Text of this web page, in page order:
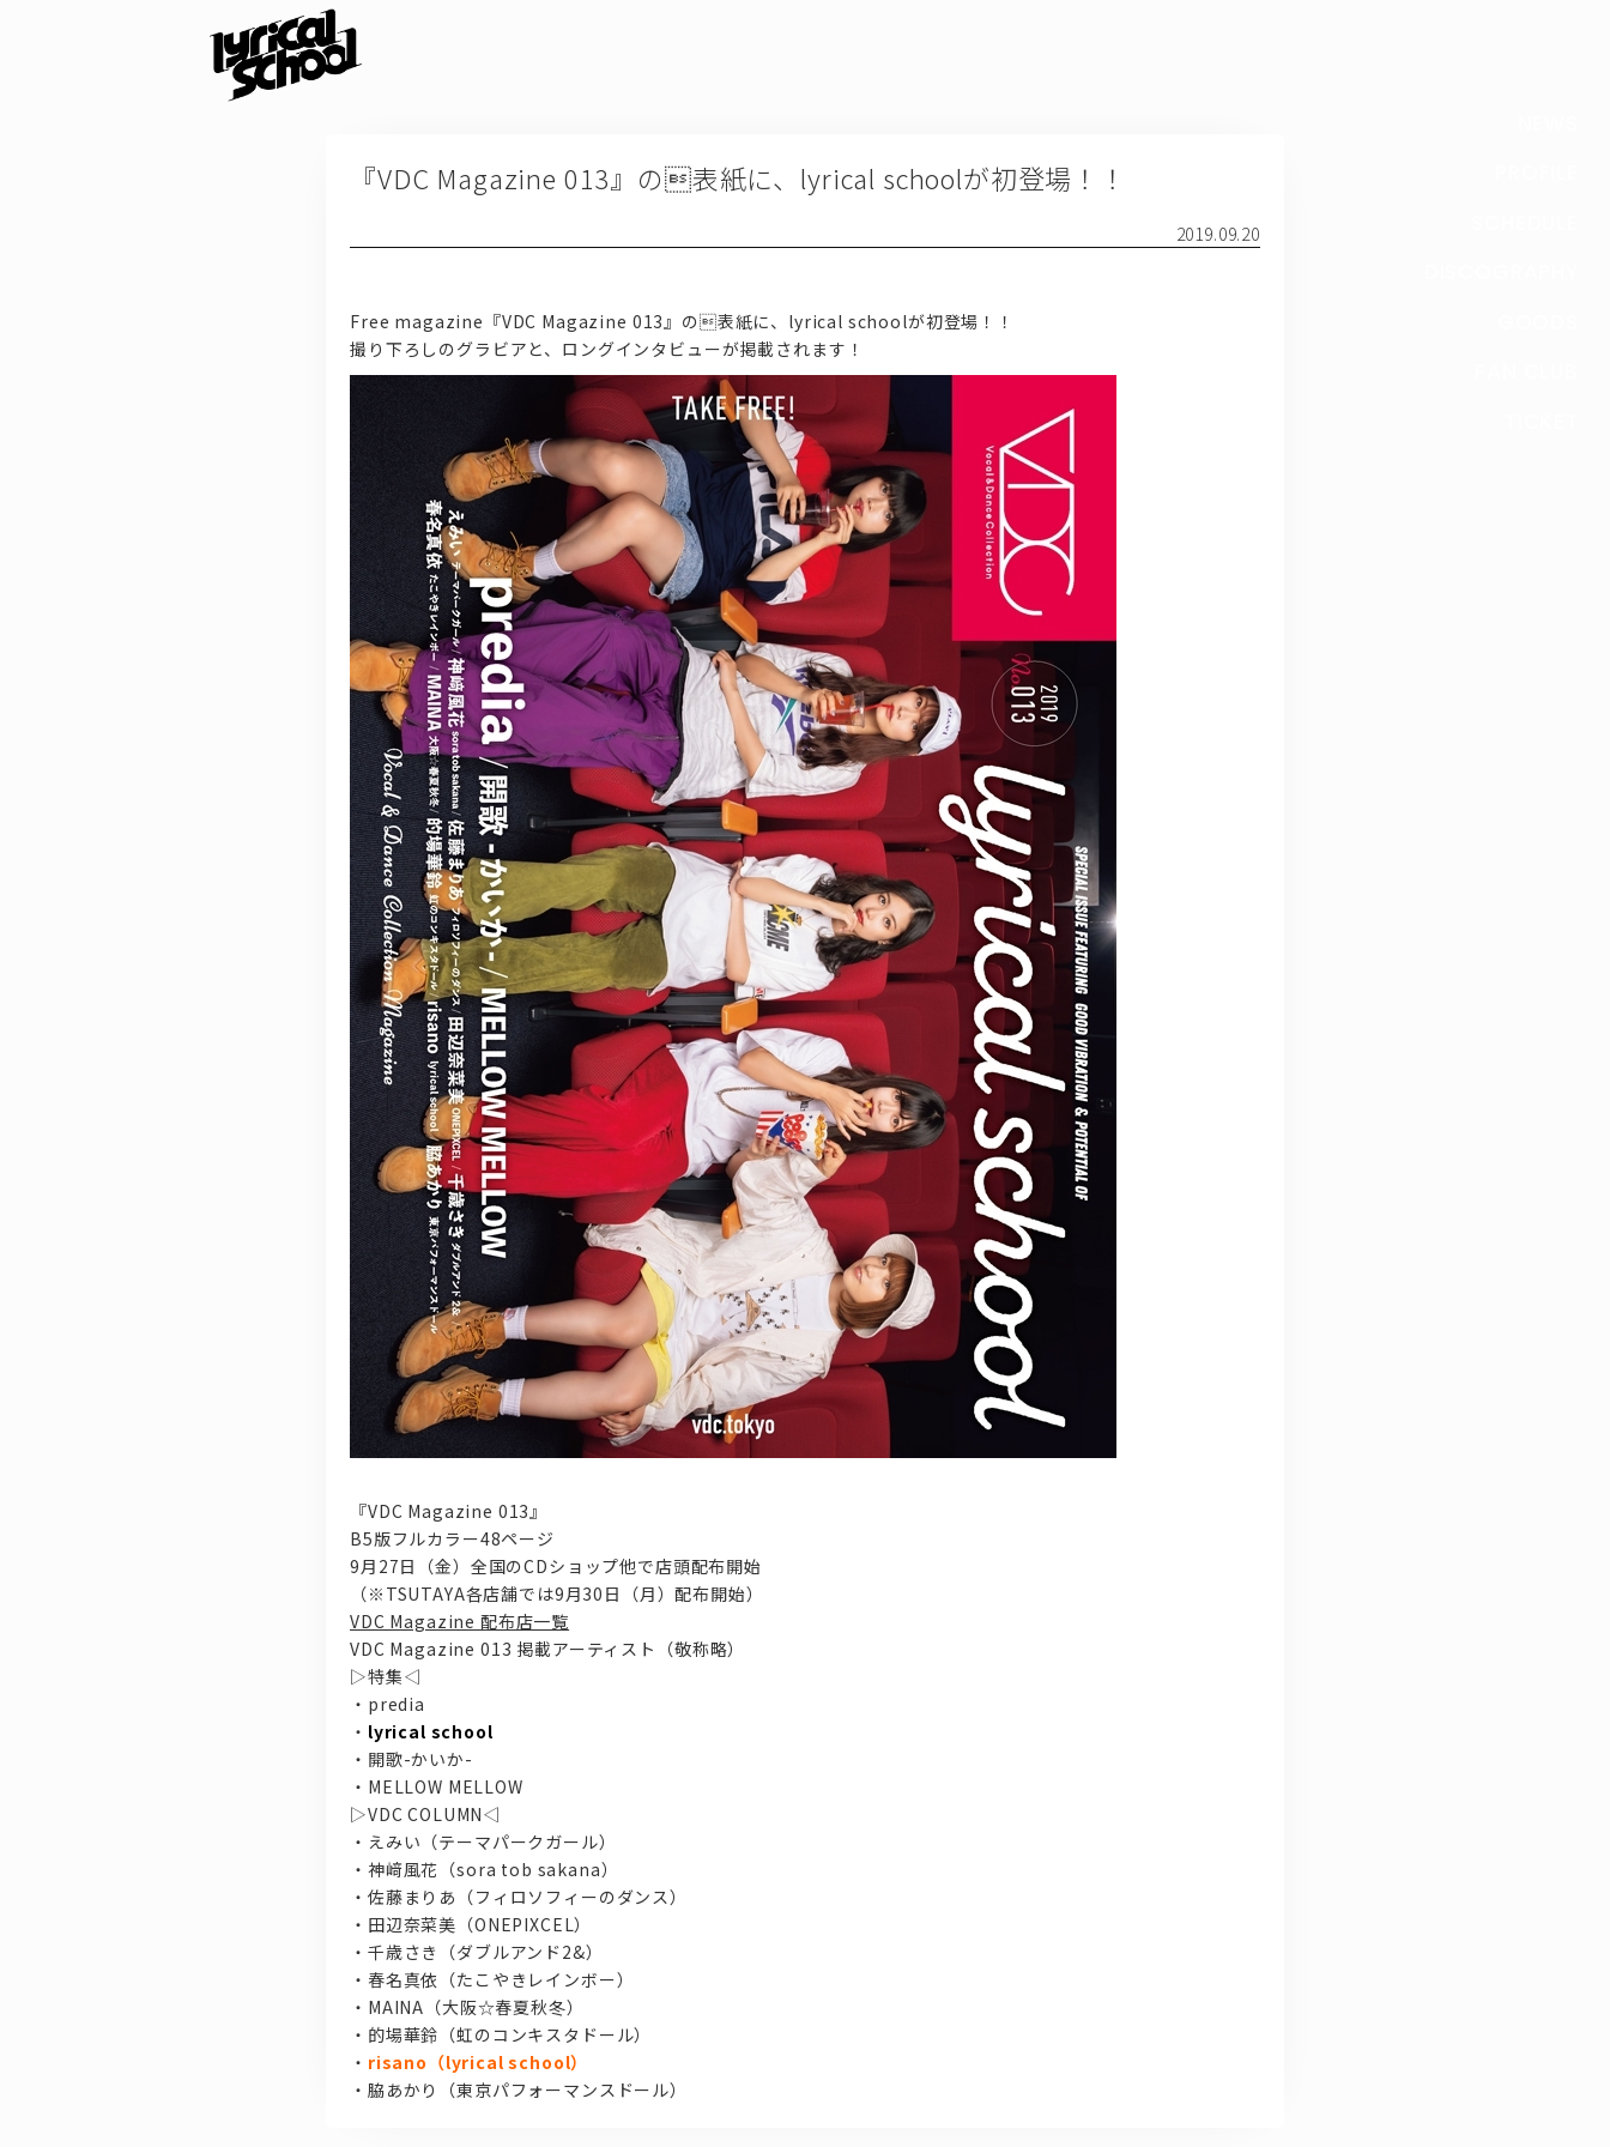
『VDC Magazine 013』の表紙に、lyrical schoolが初登場！！
2019.09.20
Free magazine『VDC Magazine 013』の表紙に、lyrical schoolが初登場！！
撮り下ろしのグラビアと、ロングインタビューが掲載されます！
『VDC Magazine 013』
B5版フルカラー48ページ
9月27日（金）全国のCDショップ他で店頭配布開始
（※TSUTAYA各店舗では9月30日（月）配布開始）
VDC Magazine 配布店一覧
VDC Magazine 013 掲載アーティスト（敬称略）
▷特集◁
・predia
・ lyrical school
・開歌-かいか-
・MELLOW MELLOW
▷VDC COLUMN◁
・えみい（テーマパークガール）
・神﨑風花（sora tob sakana）
・佐藤まりあ（フィロソフィーのダンス）
・田辺奈菜美（ONEPIXCEL）
・千歳さき（ダブルアンド2&）
・春名真依（たこやきレインボー）
・MAINA（大阪☆春夏秋冬）
・的場華鈴（虹のコンキスタドール）
・ risano（lyrical school）
・脇あかり（東京パフォーマンスドール）